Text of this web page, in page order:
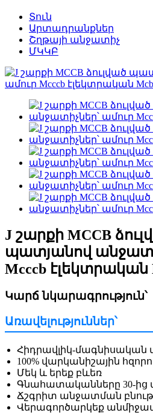
Տուն
Արտադրանքներ
Շղթայի անջատիչ
ՄԿԿԲ
J շարքի MCCB
պատյանով
Mcccb էլեկտրական
Կարճ նկարագրություն՝
Առավելություններ՝
Հիդրավլիկ-մագնիսական
100% վարկանիշային
Մեկ և երեք բևեռ
Գնահատականները 30-ից
Ճշգրիտ անջատման
Վերագործարկեք